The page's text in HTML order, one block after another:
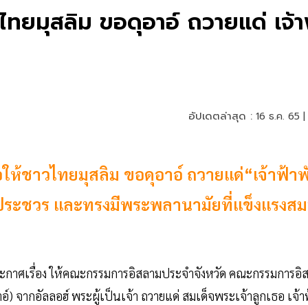
ทยมุสลิม ขอดุอาอ์ ถวายแด่ เจ้
อัปเดตล่าสุด : 16 ธ.ค. 65 |
ชาวไทยมุสลิม ขอดุอาอ์ ถวายแด่“เจ้าฟ้า
ะชวร และทรงมีพระพลานามัยที่แข็งแรงส
ศเรื่อง ให้คณะกรรมการอิสลามประจำจังหวัด คณะกรรมการอิ
จากอัลลอฮ์ พระผู้เป็นเจ้า ถวายแด่ สมเด็จพระเจ้าลูกเธอ เจ้